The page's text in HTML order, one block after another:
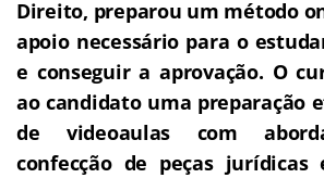
Direito, preparou um método
apoio necessário para o
e conseguir a aprovação. O
ao candidato uma preparação
de videoaulas com
confecção de peças jurídicas